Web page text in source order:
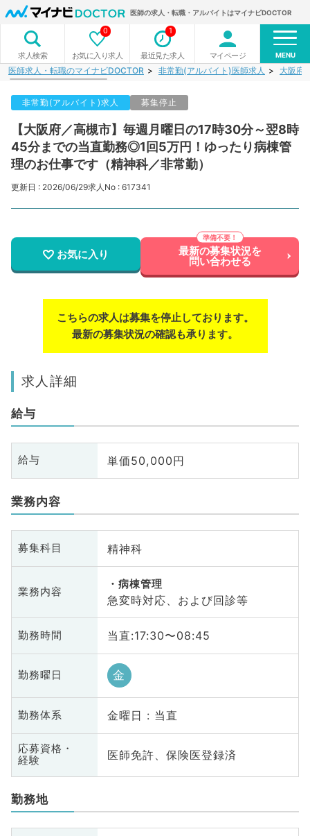
医師の求人・転職・アルバイトはマイナビDOCTOR
求人検索 お気に入り求人
0
最近見た求人
1
マイページ MENU
医師求人・転職のマイナビDOCTOR 非常勤(アルバイト)医師求人 大阪府
非常勤(アルバイト)求人 募集停止
【大阪府／高槻市】毎週月曜日の17時30分～翌8時
45分までの当直勤務◎1回5万円！ゆったり病棟管
理のお仕事です（精神科／非常勤）
更新日 : 2026/06/29求人No : 617341
お気に入り 最新の募集状況を
問い合わせる
こちらの求人は募集を停止しております。
最新の募集状況の確認も承ります。
求人詳細
給与
給与 単価50,000円
業務内容
募集科目 精神科
業務内容
病棟管理
急変時対応、および回診等
勤務時間 当直:17:30〜08:45
勤務曜日 金
勤務体系 金曜日 : 当直
応募資格・
経験
医師免許、保険医登録済
勤務地